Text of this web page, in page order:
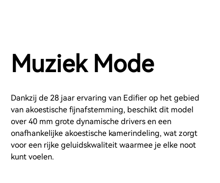
Muziek Mode
Dankzij de 28 jaar ervaring van Edifier op het gebied
van akoestische fijnafstemming, beschikt dit model
over 40 mm grote dynamische drivers en een
onafhankelijke akoestische kamerindeling, wat zorgt
voor een rijke geluidskwaliteit waarmee je elke noot
kunt voelen.